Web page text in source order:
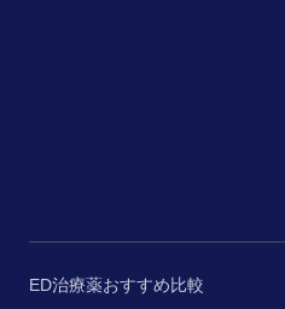
ED治療薬おすすめ比較